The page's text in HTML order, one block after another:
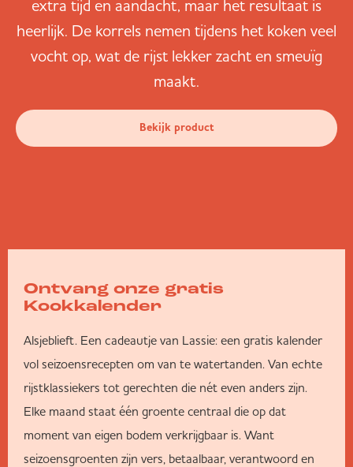
extra tijd en aandacht, maar het resultaat is
heerlijk. De korrels nemen tijdens het koken veel
vocht op, wat de rijst lekker zacht en smeuïg
maakt.
Bekijk product
Ontvang onze gratis
Kookkalender
Alsjeblieft. Een cadeautje van Lassie: een gratis kalender
vol seizoensrecepten om van te watertanden. Van echte
rijstklassiekers tot gerechten die nét even anders zijn.
Elke maand staat één groente centraal die op dat
moment van eigen bodem verkrijgbaar is. Want
seizoensgroenten zijn vers, betaalbaar, verantwoord en